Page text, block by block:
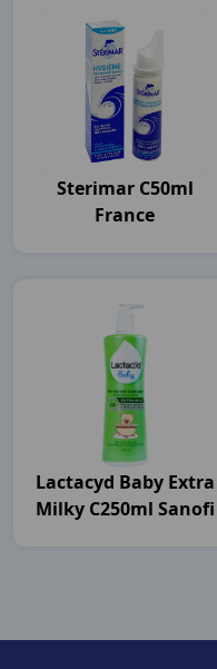
Sterimar C50ml
France
Lactacyd Baby Extra
Milky C250ml Sanofi